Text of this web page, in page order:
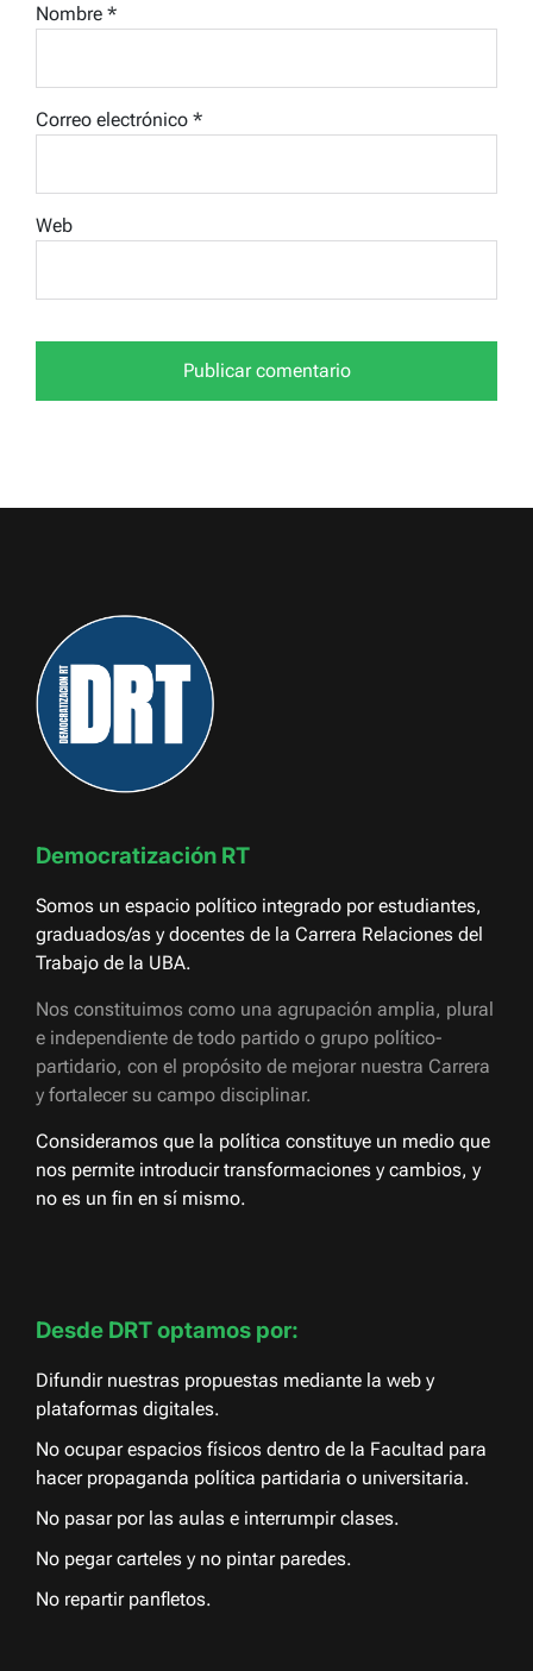
Nombre *
Correo electrónico *
Web
Democratización RT
Somos un espacio político integrado por estudiantes,
graduados/as y docentes de la Carrera Relaciones del
Trabajo de la UBA.
Nos constituimos como una agrupación amplia, plural
e independiente de todo partido o grupo político-
partidario, con el propósito de mejorar nuestra Carrera
y fortalecer su campo disciplinar.
Consideramos que la política constituye un medio que
nos permite introducir transformaciones y cambios, y
no es un fin en sí mismo.
Desde DRT optamos por:
Difundir nuestras propuestas mediante la web y
plataformas digitales.
No ocupar espacios físicos dentro de la Facultad para
hacer propaganda política partidaria o universitaria.
No pasar por las aulas e interrumpir clases.
No pegar carteles y no pintar paredes.
No repartir panfletos.